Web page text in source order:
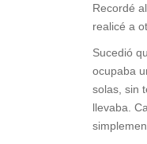
Recordé
realicé a
Sucedió
ocupaba
solas, sin
llevaba.